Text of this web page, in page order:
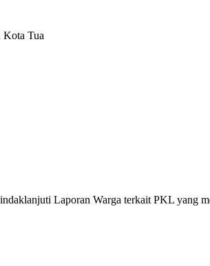
Kota Tua
Laporan Warga terkait PKL yang